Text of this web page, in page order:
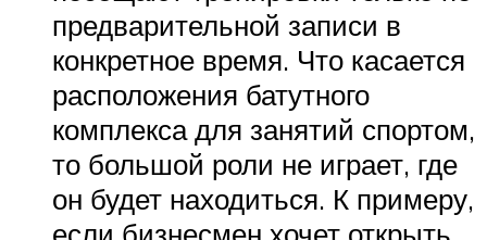
предварительной записи в
конкретное время. Что касается
расположения батутного
комплекса для занятий спортом,
то большой роли не играет, где
он будет находиться. К примеру,